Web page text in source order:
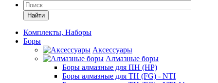
Найти
Комплекты, Наборы
Боры
Аксессуары
Алмазные боры
Боры алмазные для ПН (HP)
Боры алмазные для ТН (FG) - NTI